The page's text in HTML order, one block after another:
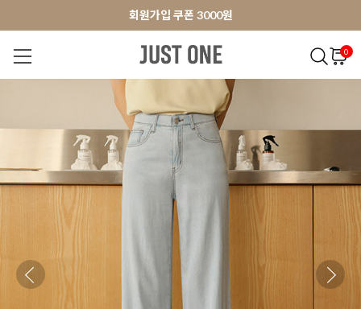
앱 다운로드 10% 할인쿠폰
회원가입 쿠폰 3000원
앱 다운로드 10% 할인쿠폰
0
MADE . J